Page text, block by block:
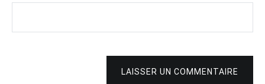
LAISSER UN COMMENTAIRE